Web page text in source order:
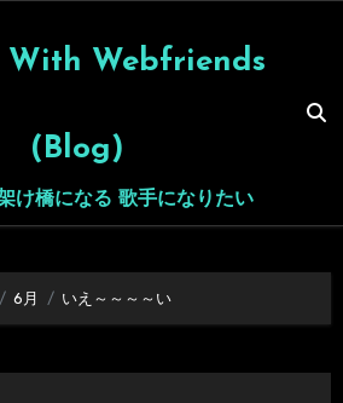
With Webfriends
(Blog)
け橋になる 歌手になりたい
6月 いえ～～～～い